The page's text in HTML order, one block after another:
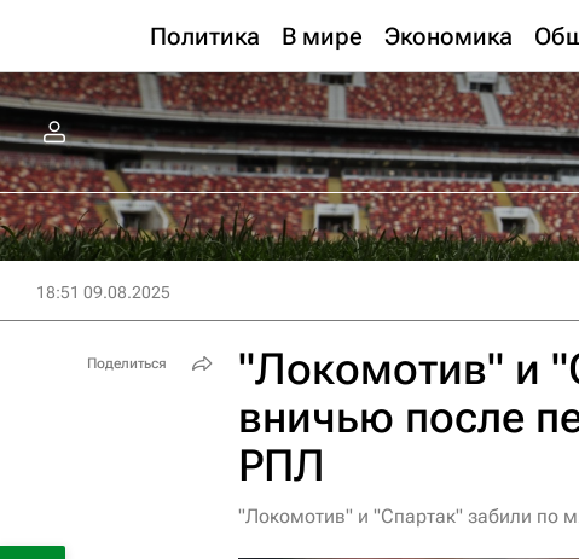
Политика В мире Экономика
18:51 09.08.2025
"Локомотив" и
вничью после
РПЛ
"Локомотив" и "Спартак" забили по
Поделиться